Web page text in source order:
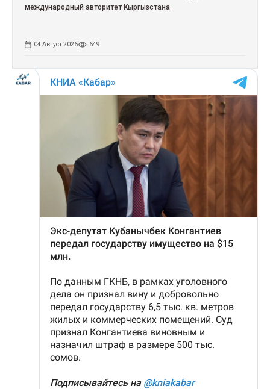
международный авторитет Кыргызстана
04 Август 2026 649